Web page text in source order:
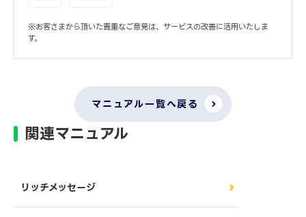
※お客さまから頂いた貴重なご意見は、サービスの改善に活用いたしま
す。
マニュアル一覧へ戻る
関連マニュアル
リッチメッセージ